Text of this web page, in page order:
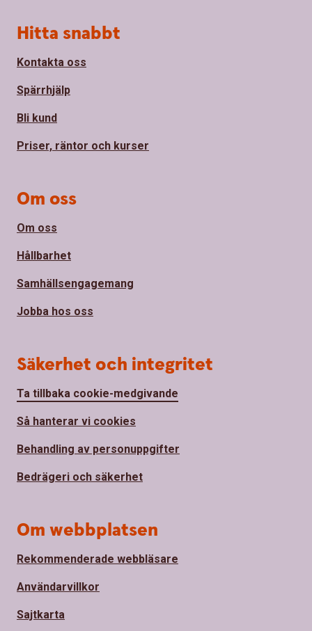
Sidfot
Hitta snabbt
Kontakta oss
Spärrhjälp
Bli kund
Priser, räntor och kurser
Om oss
Om oss
Hållbarhet
Samhällsengagemang
Jobba hos oss
Säkerhet och integritet
Ta tillbaka cookie-medgivande
Så hanterar vi cookies
Behandling av personuppgifter
Bedrägeri och säkerhet
Om webbplatsen
Rekommenderade webbläsare
Användarvillkor
Sajtkarta